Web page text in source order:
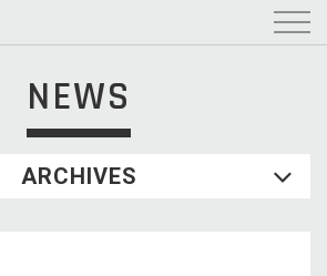
NEWS
ARCHIVES